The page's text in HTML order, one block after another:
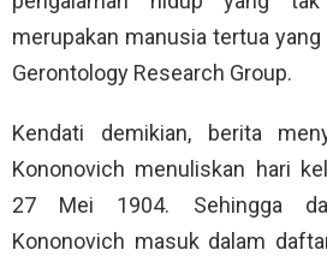
merupakan manusia tertua
Gerontology Research Group.
Kendati demikian, berita
Kononovich menuliskan hari
27 Mei 1904. Sehingga
Kononovich masuk dalam